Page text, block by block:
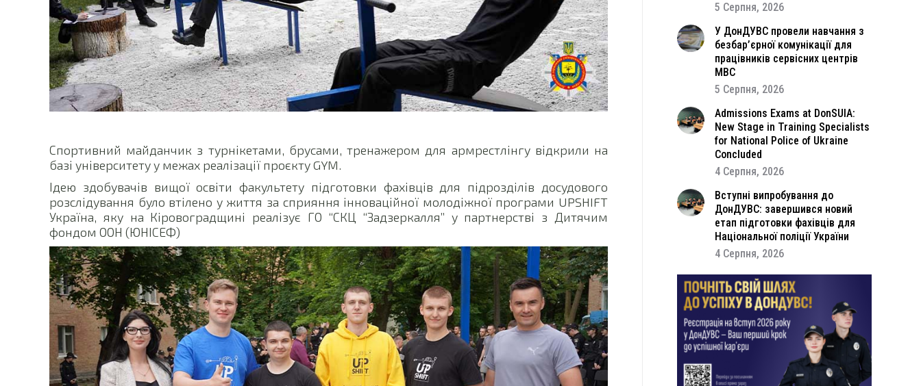
Спортивний майданчик з турнікетами, брусами, тренажером для армрестлінгу відкрили на
базі університету у межах реалізації проєкту GYM.
Ідею здобувачів вищої освіти факультету підготовки фахівців для підрозділів досудового
розслідування було втілено у життя за сприяння інноваційної молодіжної програми UPSHIFT
Україна, яку на Кіровоградщині реалізує ГО “СКЦ “Задзеркалля” у партнерстві з Дитячим
фондом ООН (ЮНІСЕФ)
5 Серпня, 2026
У ДонДУВС провели навчання з
безбар’єрної комунікації для
працівників сервісних центрів
МВС
5 Серпня, 2026
Admissions Exams at DonSUIA:
New Stage in Training Specialists
for National Police of Ukraine
Concluded
4 Серпня, 2026
Вступні випробування до
ДонДУВС: завершився новий
етап підготовки фахівців для
Національної поліції України
4 Серпня, 2026